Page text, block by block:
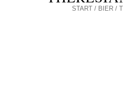
START / BIER /